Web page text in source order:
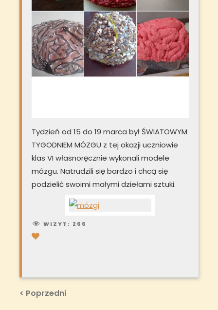
Tydzień od 15 do 19 marca był ŚWIATOWYM
TYGODNIEM MÓZGU z tej okazji uczniowie
klas VI własnoręcznie wykonali modele
mózgu. Natrudzili się bardzo i chcą się
podzielić swoimi małymi dziełami sztuki.
WIZYT: 266
Nawigacja
Previous
< Poprzedni